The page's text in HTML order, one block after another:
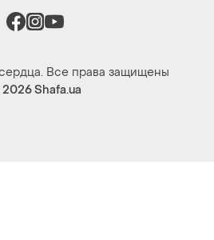
Все права защищены
Shafa.ua